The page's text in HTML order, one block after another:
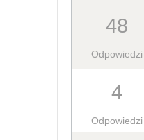
48
Odpowiedzi
4
Odpowiedzi